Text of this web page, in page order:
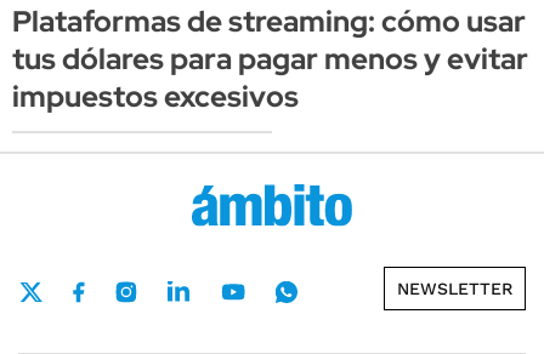
Plataformas de streaming: cómo usar
tus dólares para pagar menos y evitar
impuestos excesivos
NEWSLETTER